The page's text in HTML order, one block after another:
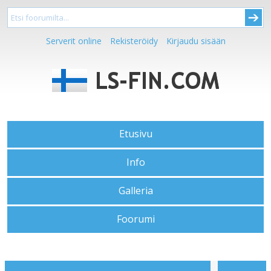
Serverit online Rekisteröidy Kirjaudu sisään
Etusivu
Info
Galleria
Foorumi